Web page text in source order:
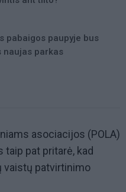
pabaigos paupyje bus
naujas parkas
asociacijos (POLA)
pat pritarė, kad
vaistų patvirtinimo